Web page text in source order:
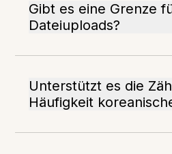
Gibt es eine Grenze
Dateiuploads?
Unterstützt es die
Häufigkeit